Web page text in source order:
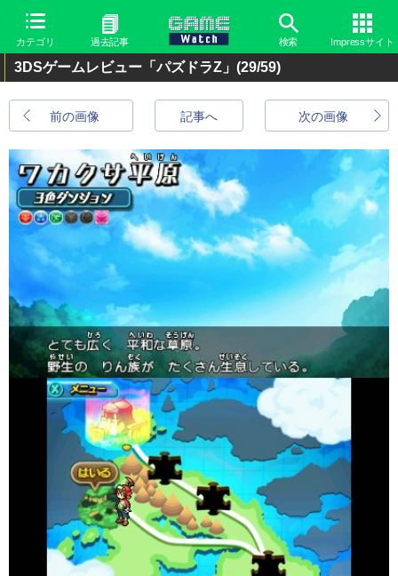
カテゴリ 過去記事 検索 Impressサイト
3DSゲームレビュー「パズドラZ」 (29/59)
前の画像 次の画像
記事へ